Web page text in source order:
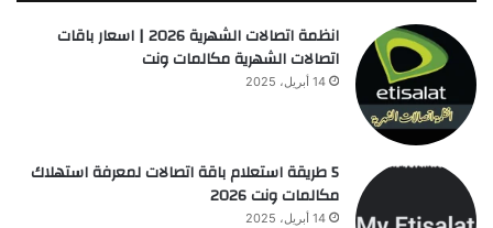
انظمة اتصالات الشهرية 2026 | اسعار باقات
اتصالات الشهرية مكالمات ونت
14 أبريل، 2025
5 طريقة استعلام باقة اتصالات لمعرفة استهلاك
مكالمات ونت 2026
14 أبريل، 2025